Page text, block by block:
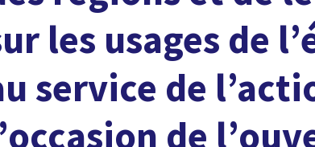
les usages de
service de
de